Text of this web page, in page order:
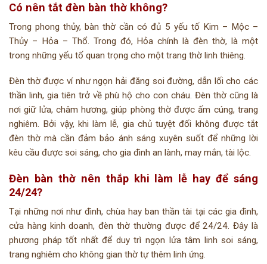
Có nên tắt đèn bàn thờ không?
Trong phong thủy, bàn thờ cần có đủ 5 yếu tố Kim – Mộc –
Thủy – Hỏa – Thổ. Trong đó, Hỏa chính là đèn thờ, là một
trong những yếu tố quan trọng cho một trang thờ linh thiêng.
Đèn thờ được ví như ngọn hải đăng soi đường, dẫn lối cho các
thần linh, gia tiên trở về phù hộ cho con cháu. Đèn thờ cũng là
nơi giữ lửa, châm hương, giúp phòng thờ được ấm cúng, trang
nghiêm. Bởi vậy, khi làm lễ, gia chủ tuyệt đối không được tắt
đèn thờ mà cần đảm bảo ánh sáng xuyên suốt để những lời
kêu cầu được soi sáng, cho gia đình an lành, may mắn, tài lộc.
Đèn bàn thờ nên thắp khi làm lễ hay để sáng
24/24?
Tại những nơi như đình, chùa hay ban thần tài tại các gia đình,
cửa hàng kinh doanh, đèn thờ thường được để 24/24. Đây là
phương pháp tốt nhất để duy trì ngọn lửa tâm linh soi sáng,
trang nghiêm cho không gian thờ tự thêm linh ứng.